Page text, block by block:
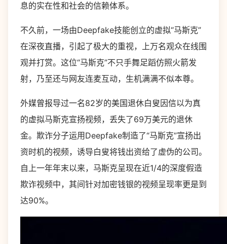
息的实在性和社会的信赖体系。
不久前，一场由Deepfake技能创立的虚拟“马斯克”
在深夜直播，引起了极大的重视，上万名观众在线围
观并打赏。这位“马斯克”不只手舞足蹈仿照火箭发
射，乃至还与网友连麦互动，生机满满不似本尊。
外媒曾报导过一名82岁的美国退休白叟因信以为真
的虚拟马斯克宣扬视频，丢失了69万美元的退休
金。欺诈分子运用Deepfake制造了“马斯克”宣扬出
资时机的视频，诱导白叟将钱出资给了虚伪的公司。
自上一年年末以来，马斯克呈现在近1/4的深度假造
欺诈视频中，其间针对加密钱银的视频呈现率更是到
达90%。